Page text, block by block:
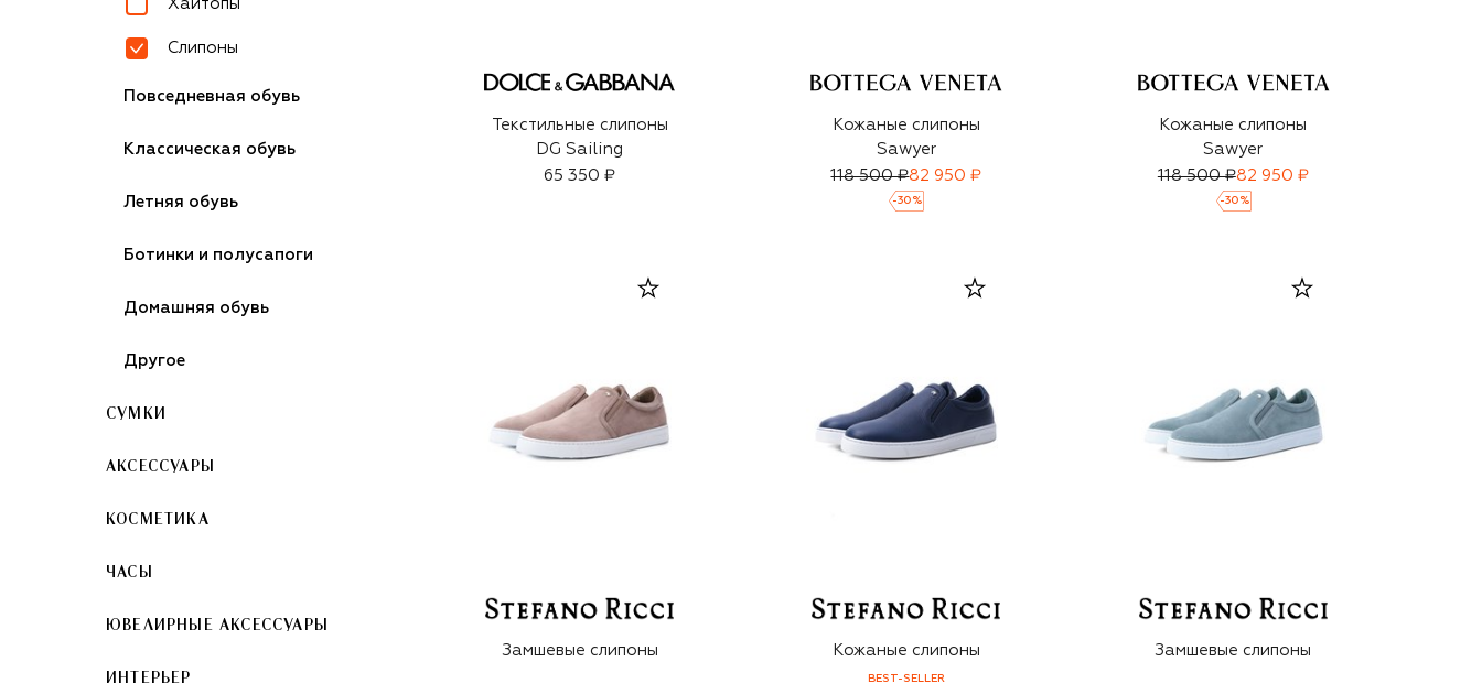
Хайтопы
Слипоны
Повседневная обувь
Классическая обувь
Летняя обувь
Ботинки и полусапоги
Домашняя обувь
Другое
СУМКИ
АКСЕССУАРЫ
КОСМЕТИКА
ЧАСЫ
ЮВЕЛИРНЫЕ АКСЕССУАРЫ
ИНТЕРЬЕР
Текстильные слипоны
DG Sailing
65 350 ₽
Кожаные слипоны
Sawyer
118 500 ₽82 950 ₽
-30 %
Кожаные слипоны
Sawyer
118 500 ₽82 950 ₽
-30 %
Замшевые слипоны Кожаные слипоны
BEST-SELLER
Замшевые слипоны